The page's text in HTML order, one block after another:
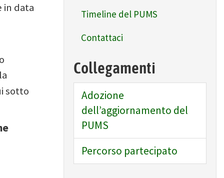
in data
sotto
Timeline del PUMS
Contattaci
Collegamenti
Adozione
dell’aggiornamento del
PUMS
Percorso partecipato